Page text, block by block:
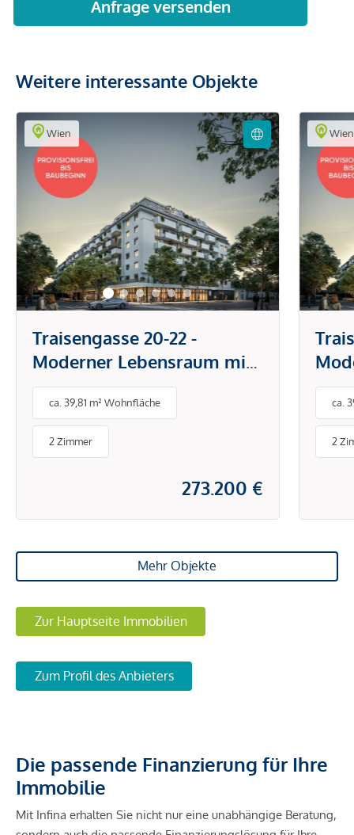
Weitere interessante Objekte
Wien
Traisengasse 20-22 -
Moderner Lebensraum mit
Donaublick
ca. 39,81 m² Wohnfläche
2 Zimmer
273.200 €
Wien
ca.
2
Mehr Objekte
Zur Hauptseite Immobilien
Zum Profil des Anbieters
Die passende Finanzierung für Ihre
Immobilie
Mit Infina erhalten Sie nicht nur eine unabhängige Beratung,